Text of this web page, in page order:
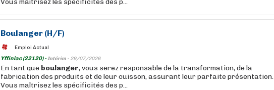
Vous maîtrisez les spécificités des p...
Boulanger (H/F)
Emploi Actual
Yffiniac (22120) -Intérim - 29/07/2026
En tant que boulanger, vous serez responsable de la transformation, de la
fabrication des produits et de leur cuisson, assurant leur parfaite présentation.
Vous maîtrisez les spécificités des p...